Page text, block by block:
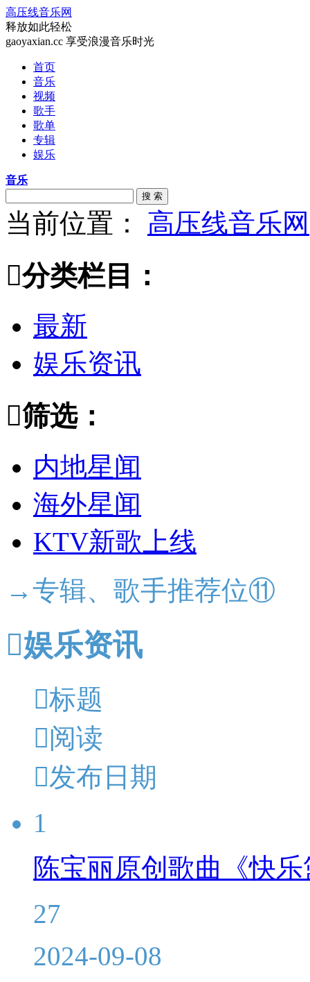
高压线音乐网
释放如此轻松
gaoyaxian.cc 享受浪漫音乐时光
首页
音乐
视频
歌手
歌单
专辑
娱乐
音乐
搜 索
当前位置： 高压线音乐网
分类栏目：
最新
娱乐资讯
筛选：
内地星闻
海外星闻
KTV新歌上线
→专辑、歌手推荐位⑪
娱乐资讯
标题
阅读
发布日期
1
陈宝丽原创歌曲《快
27
2024-09-08